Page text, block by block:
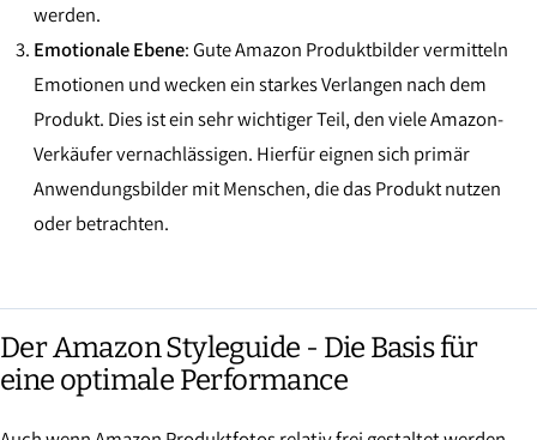
werden.
Emotionale Ebene: Gute Amazon Produktbilder vermitteln
Emotionen und wecken ein starkes Verlangen nach dem
Produkt. Dies ist ein sehr wichtiger Teil, den viele Amazon-
Verkäufer vernachlässigen. Hierfür eignen sich primär
Anwendungsbilder mit Menschen, die das Produkt nutzen
oder betrachten.
Der Amazon Styleguide - Die Basis für
eine optimale Performance